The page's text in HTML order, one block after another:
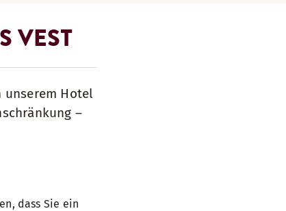
VEST
unserem Hotel
–
dass Sie ein